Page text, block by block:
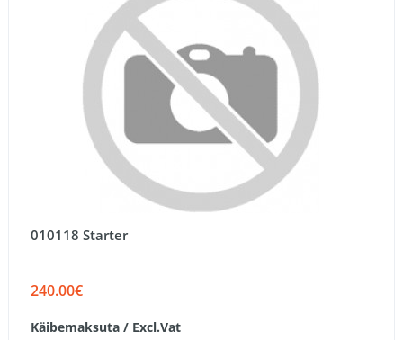
010118 Starter
240.00€
Käibemaksuta / Excl.Vat